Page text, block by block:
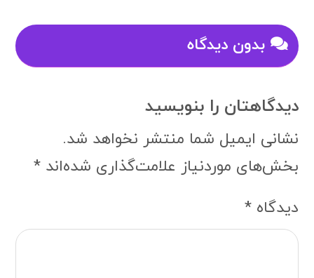
بدون دیدگاه
دیدگاهتان را بنویسید
نشانی ایمیل شما منتشر نخواهد شد.
بخش‌های موردنیاز علامت‌گذاری شده‌اند*
دیدگاه*